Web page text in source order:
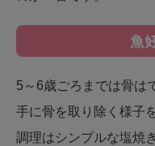
魚
5～6歳ごろまでは骨は
手に骨を取り除く様子
調理はシンプルな塩焼